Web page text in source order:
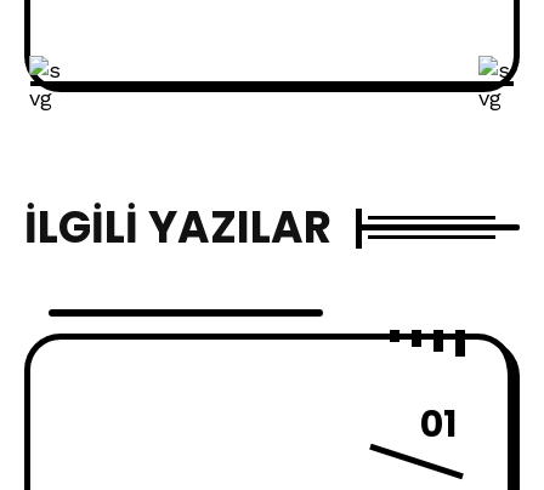
İLGILI YAZILAR
01